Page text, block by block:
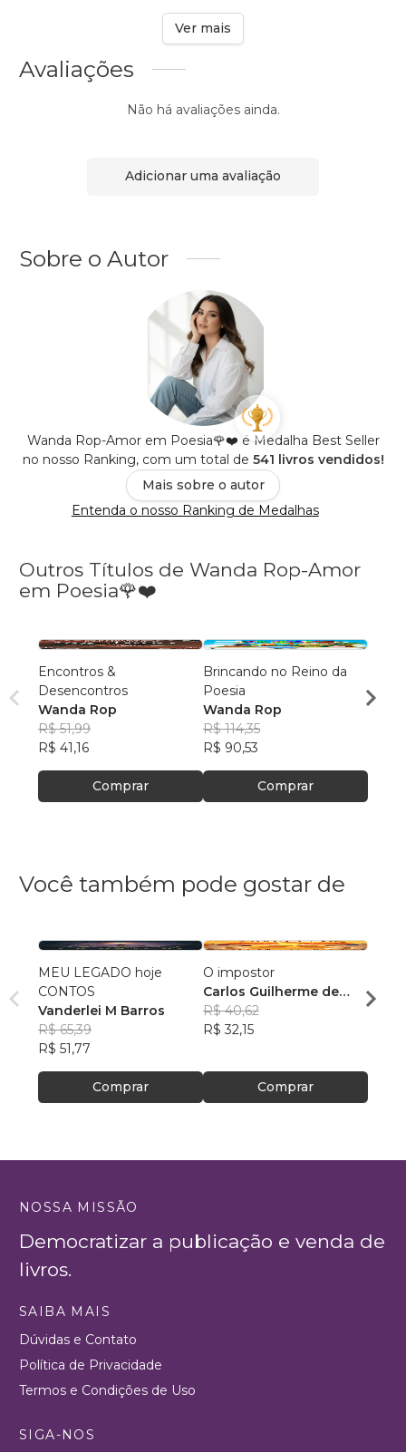
Ver mais
Avaliações
Não há avaliações ainda.
Adicionar uma avaliação
Sobre o Autor
Wanda Rop-Amor em Poesia🌹❤️ é Medalha Best Seller
no nosso Ranking, com um total de 541 livros vendidos!
Mais sobre o autor
Entenda o nosso Ranking de Medalhas
Outros Títulos de Wanda Rop-Amor
em Poesia🌹❤️
Encontros &
Desencontros
Wanda Rop
R$ 51,99
R$ 41,16
Comprar
Brincando no Reino da
Poesia
Wanda Rop
R$ 114,35
R$ 90,53
Comprar
Você também pode gostar de
MEU LEGADO hoje
CONTOS
Vanderlei M Barros
R$ 65,39
R$ 51,77
Comprar
O impostor
Carlos Guilherme de
Jesus Meireles
R$ 40,62
R$ 32,15
Comprar
NOSSA MISSÃO
Democratizar a publicação e venda de
livros.
SAIBA MAIS
Dúvidas e Contato
Política de Privacidade
Termos e Condições de Uso
SIGA-NOS